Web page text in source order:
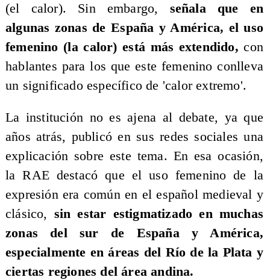
(el calor). Sin embargo, señala que en
algunas zonas de España y América, el uso
femenino (la calor) está más extendido,con
hablantes para los que este femenino conlleva
un significado específico de 'calor extremo'.
La institución no es ajena al debate, ya que
años atrás, publicó en sus redes sociales una
explicación sobre este tema. En esa ocasión,
la RAE destacó que el uso femenino de la
expresión era común en el español medieval y
clásico, sin estar estigmatizado en muchas
zonas del sur de España y América,
especialmente en áreas del Río de la Plata y
ciertas regiones del área andina.